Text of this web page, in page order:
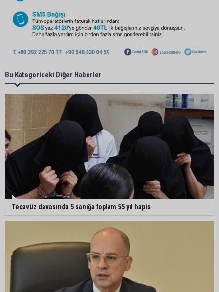
Bu Kategorideki Diğer Haberler
Tecavüz davasında 5 sanığa toplam 55 yıl hapis